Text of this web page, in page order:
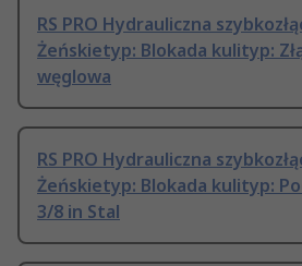
RS PRO Hydrauliczna
Żeńskietyp: Blokada kulityp:
węglowa
RS PRO Hydrauliczna
Żeńskietyp: Blokada kulityp:
3/8 in Stal